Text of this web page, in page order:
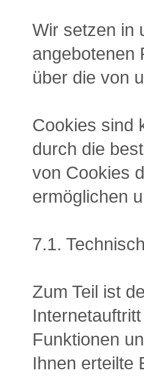
Wir setzen in
angebotenen
über die von
Cookies sind
durch die
von Cookies
ermöglichen
7.1.
Zum Teil ist
Funktionen
Ihnen erteilte